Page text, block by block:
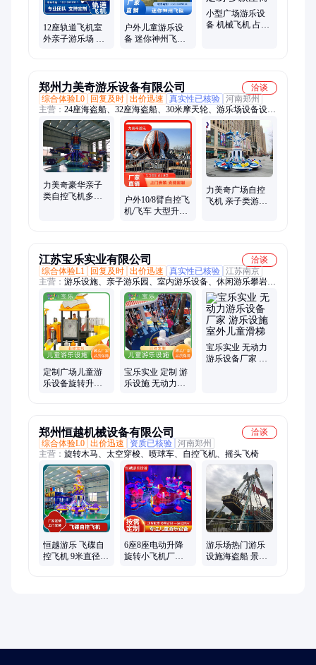
12座轨道飞机室
外亲子游乐场 滑
户外儿童游乐设
备 迷你神州飞碟
小型广场游乐设
备 机械飞机 占地
郑州力美奇游乐设备有限公司
洽谈
综合体验L0
回复及时 出价迅速 真实性已核验 河南郑州
主营： 24座海盗船、32座海盗船、30米摩天轮、游乐场设备设
施、广场游乐设备、景区游乐设备、公园游乐设备、无动力游乐
设备、大型游乐设备、23座大摆锤、摇头飞椅、地网碰碰车、迪
斯科转盘、玻璃水滑道
力美奇豪华亲子
类自控飞机多款
户外10/8臂自控飞
机/飞车 大型升降
力美奇广场自控
飞机 亲子类游乐
江苏宝乐实业有限公司
洽谈
综合体验L1
回复及时 出价迅速 真实性已核验 江苏南京
主营： 游乐设施、亲子游乐园、室内游乐设备、休闲游乐攀岩
墙、组合滑梯、支架水池、拓展训练设备
定制广场儿童游
乐设备旋转升降
宝乐实业 定制 游
乐设施 无动力乐
宝乐实业 无动力
游乐设备厂家 游
郑州恒越机械设备有限公司
洽谈
综合体验L0 出价迅速 资质已核验 河南郑州
主营： 旋转木马、太空穿梭、喷球车、自控飞机、摇头飞椅
恒越游乐 飞碟自
控飞机 9米直径16
6座8座电动升降
旋转小飞机厂家
游乐场热门游乐
设施海盗船 景区